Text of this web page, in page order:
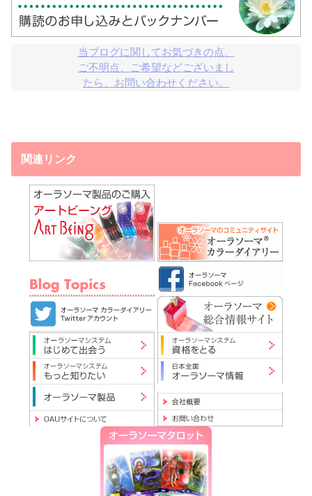
当ブログに関してお気づきの点、
ご不明点、ご希望などございまし
たら、お問い合わせください。
関連リンク